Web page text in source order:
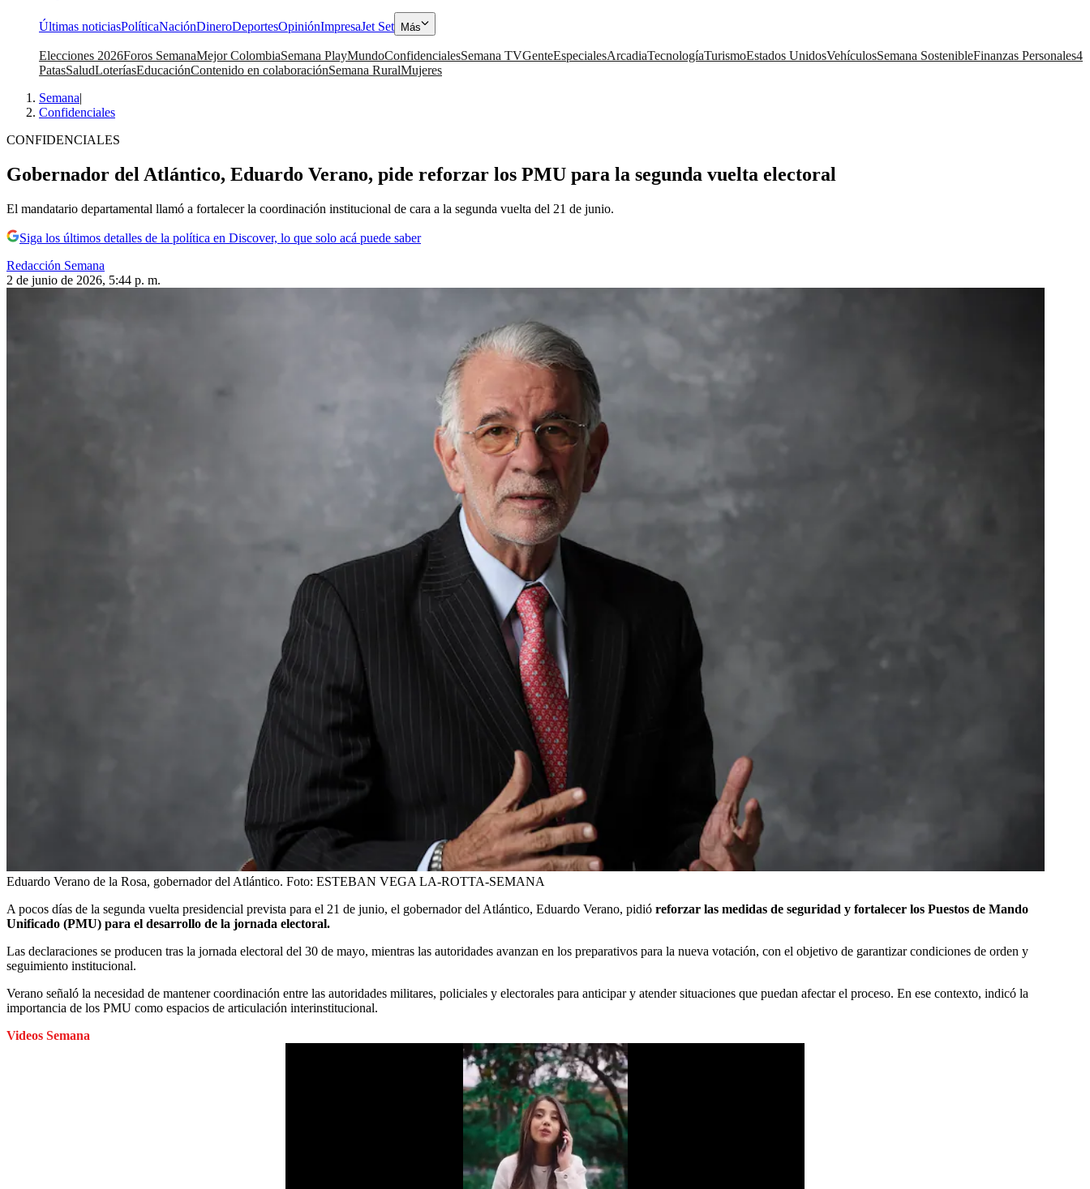
Últimas noticiasPolíticaNaciónDineroDeportesOpiniónImpresaJet Set Más
Elecciones 2026Foros SemanaMejor ColombiaSemana PlayMundoConfidencialesSemana TVGenteEspecialesArcadiaTecnologíaTurismoEstados UnidosVehículosSemana SostenibleFinanzas Personales4
PatasSaludLoteríasEducaciónContenido en colaboraciónSemana RuralMujeres
Semana|
Confidenciales
CONFIDENCIALES
Gobernador del Atlántico, Eduardo Verano, pide reforzar los PMU para la segunda vuelta electoral
El mandatario departamental llamó a fortalecer la coordinación institucional de cara a la segunda vuelta del 21 de junio.
Siga los últimos detalles de la política en Discover, lo que solo acá puede saber
Redacción Semana
2 de junio de 2026, 5:44 p. m.
Eduardo Verano de la Rosa, gobernador del Atlántico. Foto: ESTEBAN VEGA LA-ROTTA-SEMANA
A pocos días de la segunda vuelta presidencial prevista para el 21 de junio, el gobernador del Atlántico, Eduardo Verano, pidió reforzar las medidas de seguridad y fortalecer los Puestos de Mando
Unificado (PMU) para el desarrollo de la jornada electoral.
Las declaraciones se producen tras la jornada electoral del 30 de mayo, mientras las autoridades avanzan en los preparativos para la nueva votación, con el objetivo de garantizar condiciones de orden y
seguimiento institucional.
Verano señaló la necesidad de mantener coordinación entre las autoridades militares, policiales y electorales para anticipar y atender situaciones que puedan afectar el proceso. En ese contexto, indicó la
importancia de los PMU como espacios de articulación interinstitucional.
Videos Semana